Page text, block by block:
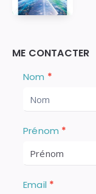
ME CONTACTER
Nous
Contacter
Nom *
Prénom *
Email *
S
o
s
s